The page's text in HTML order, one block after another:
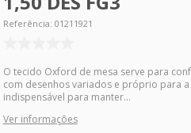
Referência: 01211921
O tecido Oxford de mesa serve para
com desenhos variados e próprio para
indispensável para manter...
Ver informações